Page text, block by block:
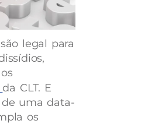
legal para
da CLT. E
uma data-
os